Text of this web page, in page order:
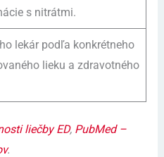
s nitrátmi.
lekár podľa konkrétneho
lieku a zdravotného
liečby ED, PubMed –
.